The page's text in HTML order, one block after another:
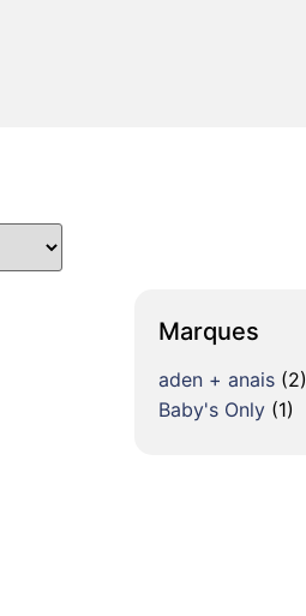
Marques
aden + anais (2)
Baby's Only (1)